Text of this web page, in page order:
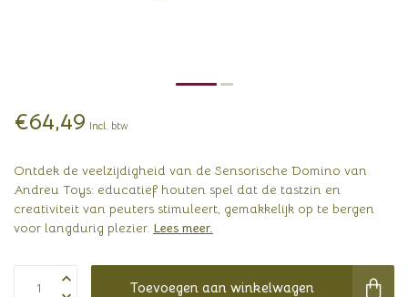
€64,49 Incl. btw
Ontdek de veelzijdigheid van de Sensorische Domino van
Andreu Toys: educatief houten spel dat de tastzin en
creativiteit van peuters stimuleert, gemakkelijk op te bergen
voor langdurig plezier. Lees meer.
Toevoegen aan winkelwagen